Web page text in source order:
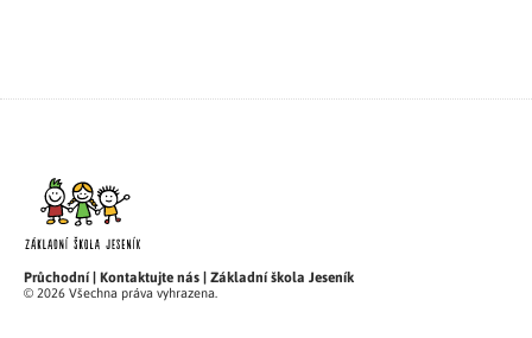
Průchodní | Kontaktujte nás | Základní škola Jeseník
© 2026 Všechna práva vyhrazena.